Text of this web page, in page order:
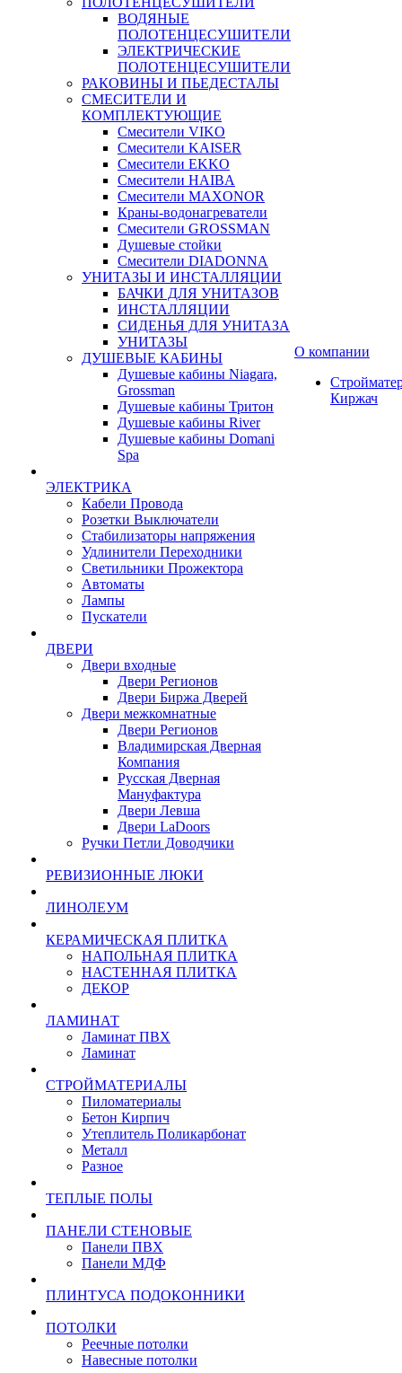
ВОДЯНЫЕ
ПОЛОТЕНЦЕСУШИТЕЛИ
ЭЛЕКТРИЧЕСКИЕ
ПОЛОТЕНЦЕСУШИТЕЛИ
РАКОВИНЫ И ПЬЕДЕСТАЛЫ
СМЕСИТЕЛИ И
КОМПЛЕКТУЮЩИЕ
Смесители VIKO
Смесители KAISER
Смесители EKKO
Смесители HAIBA
Смесители MAXONOR
Краны-водонагреватели
Смесители GROSSMAN
Душевые стойки
Смесители DIADONNA
УНИТАЗЫ И ИНСТАЛЛЯЦИИ
БАЧКИ ДЛЯ УНИТАЗОВ
ИНСТАЛЛЯЦИИ
СИДЕНЬЯ ДЛЯ УНИТАЗА
УНИТАЗЫ
ДУШЕВЫЕ КАБИНЫ
Душевые кабины Niagara,
Grossman
Душевые кабины Тритон
Душевые кабины River
Душевые кабины Domani
Spa
ЭЛЕКТРИКА
Кабели Провода
Розетки Выключатели
Стабилизаторы напряжения
Удлинители Переходники
Светильники Прожектора
Автоматы
Лампы
Пускатели
ДВЕРИ
Двери входные
Двери Регионов
Двери Биржа Дверей
Двери межкомнатные
Двери Регионов
Владимирская Дверная
Компания
Русская Дверная
Мануфактура
Двери Левша
Двери LaDoors
Ручки Петли Доводчики
РЕВИЗИОННЫЕ ЛЮКИ
ЛИНОЛЕУМ
КЕРАМИЧЕСКАЯ ПЛИТКА
НАПОЛЬНАЯ ПЛИТКА
НАСТЕННАЯ ПЛИТКА
ДЕКОР
ЛАМИНАТ
Ламинат ПВХ
Ламинат
СТРОЙМАТЕРИАЛЫ
Пиломатериалы
Бетон Кирпич
Утеплитель Поликарбонат
Металл
Разное
ТЕПЛЫЕ ПОЛЫ
ПАНЕЛИ СТЕНОВЫЕ
Панели ПВХ
Панели МДФ
ПЛИНТУСА ПОДОКОННИКИ
ПОТОЛКИ
Реечные потолки
Навесные потолки
О компании
Киржач